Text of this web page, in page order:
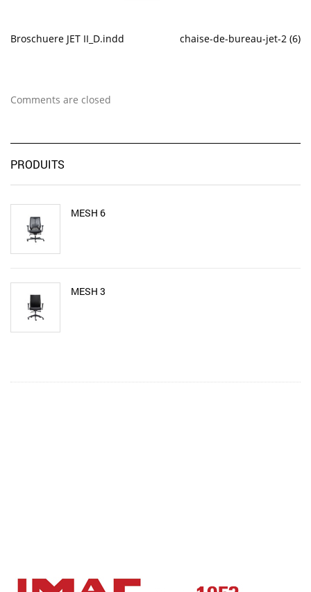
Broschuere JET II_D.indd chaise-de-bureau-jet-2 (6)
Comments are closed
PRODUITS
MESH 6
MESH 3